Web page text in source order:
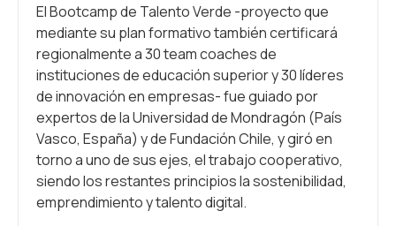
El Bootcamp de Talento Verde -proyecto que
mediante su plan formativo también certificará
regionalmente a 30 team coaches de
instituciones de educación superior y 30 líderes
de innovación en empresas- fue guiado por
expertos de la Universidad de Mondragón (País
Vasco, España) y de Fundación Chile, y giró en
torno a uno de sus ejes, el trabajo cooperativo,
siendo los restantes principios la sostenibilidad,
emprendimiento y talento digital.